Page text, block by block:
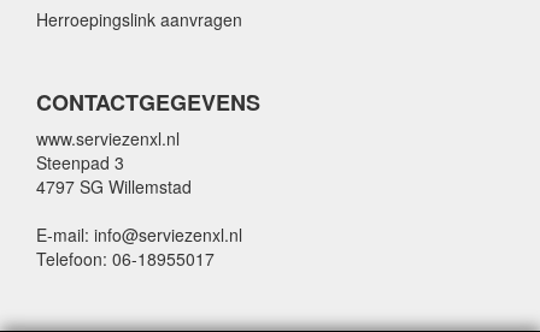
Herroepingslink aanvragen
CONTACTGEGEVENS
www.serviezenxl.nl
Steenpad 3
4797 SG Willemstad
E-mail: info@serviezenxl.nl
Telefoon: 06-18955017